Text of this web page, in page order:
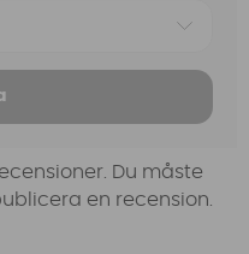
Du måste
en recension.